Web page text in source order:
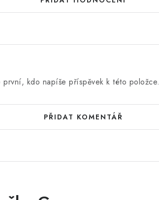
první, kdo napíše příspěvek k této položce.
PŘIDAT KOMENTÁŘ